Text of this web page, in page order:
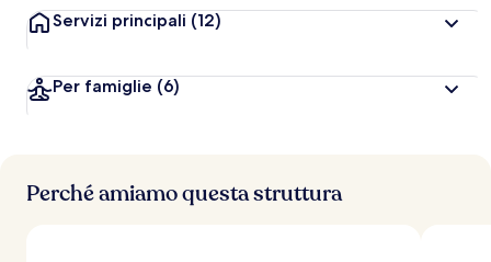
Servizi principali (12)
Per famiglie (6)
Perché amiamo questa struttura